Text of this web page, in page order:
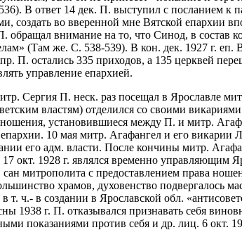
В ответ 14 дек. П. выступил с посланием к
создать во вверенной мне Вятской епархии
обращал внимание на то, что Синод, в состав
(Там же. С. 538-539). В кон. дек. 1927 г.
П. остались 335 приходов, а 135 церквей
управление епархией.
Сергия П. неск. раз посещал в Ярославле
властям) отделился со своими
установившиеся между П. и митр.
епархии. 10 мая митр. Агафангел и его викарии
его адм. власти. После кончины митр.
окт. 1928 г. являлся временно
сан митрополита с предоставлением права
храмов, духовенство подвергалось
т. ч.- в создании в Ярославской обл.
1938 г. П. отказывался признавать себя
показаниями против себя и др. лиц. 6 окт.